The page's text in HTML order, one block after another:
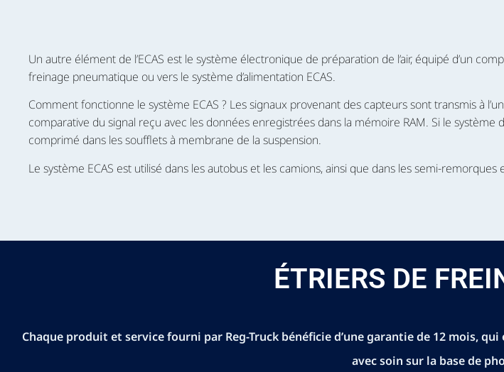
Un autre élément de l’ECAS est le système électronique de préparation de l’air, équipé d’un
freinage pneumatique ou vers le système d’alimentation ECAS.
Comment fonctionne le système ECAS ? Les signaux provenant des capteurs sont transmis à
comparative du signal reçu avec les données enregistrées dans la mémoire RAM. Si le
comprimé dans les soufflets à membrane de la suspension.
Le système ECAS est utilisé dans les autobus et les camions, ainsi que dans les semi-remorques
ÉTRIERS DE
Chaque produit et service fourni par Reg-Truck bénéficie d’une garantie de 12 mois,
avec soin sur la base de